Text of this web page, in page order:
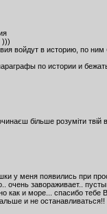
)))
войдут в историю, по ним
по истории и
більше розуміти твій
у меня появились при
очень завораживает..
как и море... спасибо тебе
и не